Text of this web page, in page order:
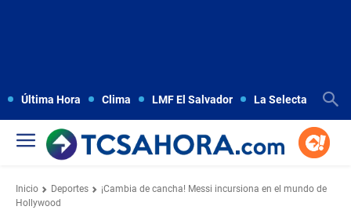
Última Hora Clima LMF El Salvador La Selecta
Inicio Deportes
¡Cambia de cancha! Messi incursiona en el mundo de
Hollywood